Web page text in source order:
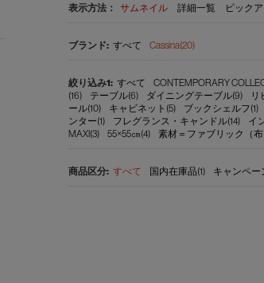
表示方法： サムネイル 詳細一覧 ピック
すべて Cassina(20)
すべて CONTEMPORARY
(16)
テーブル(6) ダイニングテーブル(9) リ
ール(10)
キャビネット(5) ブックシェルフ(1)
ンター(1)
フレグランス・キャンドル(14) イ
MAXI(3)
55×55㎝(4) 素材＝ファブリック（布
すべて 国内在庫品(1) キャンペー